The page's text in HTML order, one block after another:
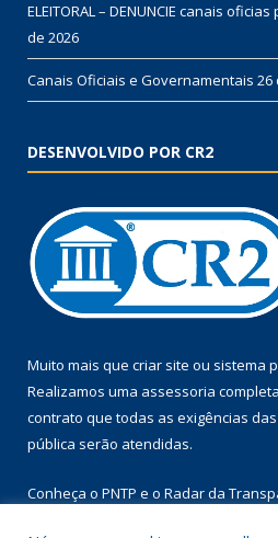
ELEITORAL – DENUNCIE canais
de 2026
Canais Oficiais e Governamentais 26
DESENVOLVIDO POR CR2
Muito mais que criar site ou sistema
Realizamos uma assessoria
contrato que todas as exigências das
pública serão atendidas.
Conheça o PNTP e o Radar da